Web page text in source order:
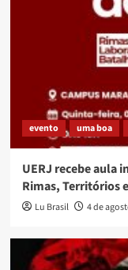
evento uma boa
UERJ recebe aula
Rimas, Territórios
Lu Brasil 4 de